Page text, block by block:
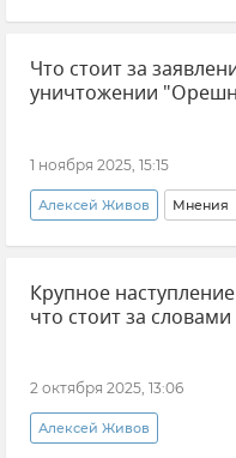
Александр Бедрицкий
Армен Гаспарян
Что стоит за
уничтожении
1 ноября 2025, 15:15
Алексей Живов Мнения
Ракетная система средней
Украина Василий
Крупное
что стоит за
2 октября 2025, 13:06
Алексей Живов